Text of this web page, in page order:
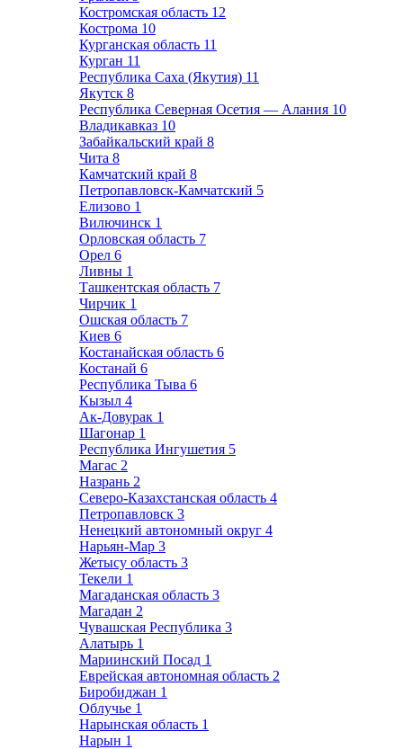
Костромская область 12
Кострома 10
Курганская область 11
Курган 11
Республика Саха (Якутия) 11
Якутск 8
Республика Северная Осетия — Алания 10
Владикавказ 10
Забайкальский край 8
Чита 8
Камчатский край 8
Петропавловск-Камчатский 5
Елизово 1
Вилючинск 1
Орловская область 7
Орел 6
Ливны 1
Ташкентская область 7
Чирчик 1
Ошская область 7
Киев 6
Костанайская область 6
Костанай 6
Республика Тыва 6
Кызыл 4
Ак-Довурак 1
Шагонар 1
Республика Ингушетия 5
Магас 2
Назрань 2
Северо-Казахстанская область 4
Петропавловск 3
Ненецкий автономный округ 4
Нарьян-Мар 3
Жетысу область 3
Текели 1
Магаданская область 3
Магадан 2
Чувашская Республика 3
Алатырь 1
Мариинский Посад 1
Еврейская автономная область 2
Биробиджан 1
Облучье 1
Нарынская область 1
Нарын 1